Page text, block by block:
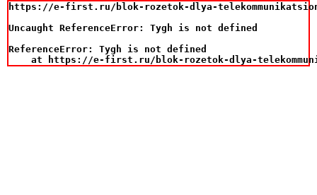
https://e-first.ru/blok-rozetok-dlya-
Uncaught ReferenceError: Tygh is not defined
ReferenceError: Tygh is not defined
at https://e-first.ru/blok-rozetok-dlya-